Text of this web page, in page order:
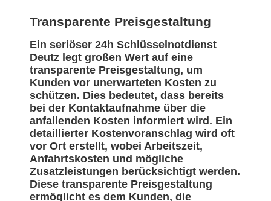
Transparente Preisgestaltung
Ein seriöser 24h Schlüsselnotdienst
Deutz legt großen Wert auf eine
transparente Preisgestaltung, um
Kunden vor unerwarteten Kosten zu
schützen. Dies bedeutet, dass bereits
bei der Kontaktaufnahme über die
anfallenden Kosten informiert wird. Ein
detaillierter Kostenvoranschlag wird oft
vor Ort erstellt, wobei Arbeitszeit,
Anfahrtskosten und mögliche
Zusatzleistungen berücksichtigt werden.
Diese transparente Preisgestaltung
ermöglicht es dem Kunden, die